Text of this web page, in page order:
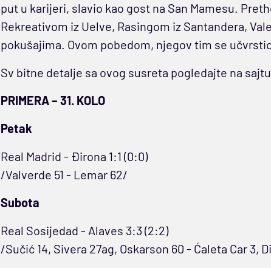
put u karijeri, slavio kao gost na San Mamesu.
Rekreativom iz Uelve, Rasingom iz Santandera,
pokušajima. Ovom pobedom, njegov tim se
Sv bitne detalje sa ovog susreta pogledajte na
PRIMERA – 31. KOLO
Petak
Real Madrid - Đirona 1:1 (0:0)
/Valverde 51 - Lemar 62/
Subota
Real Sosijedad - Alaves 3:3 (2:2)
/Sučić 14, Sivera 27ag, Oskarson 60 - Ćaleta Car 3,